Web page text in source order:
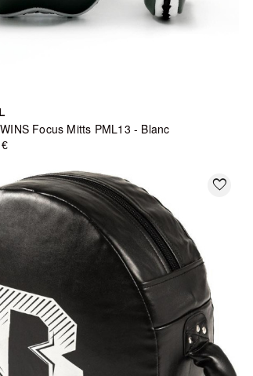
Focus Mitts PML13 - Blanc
favorite_border